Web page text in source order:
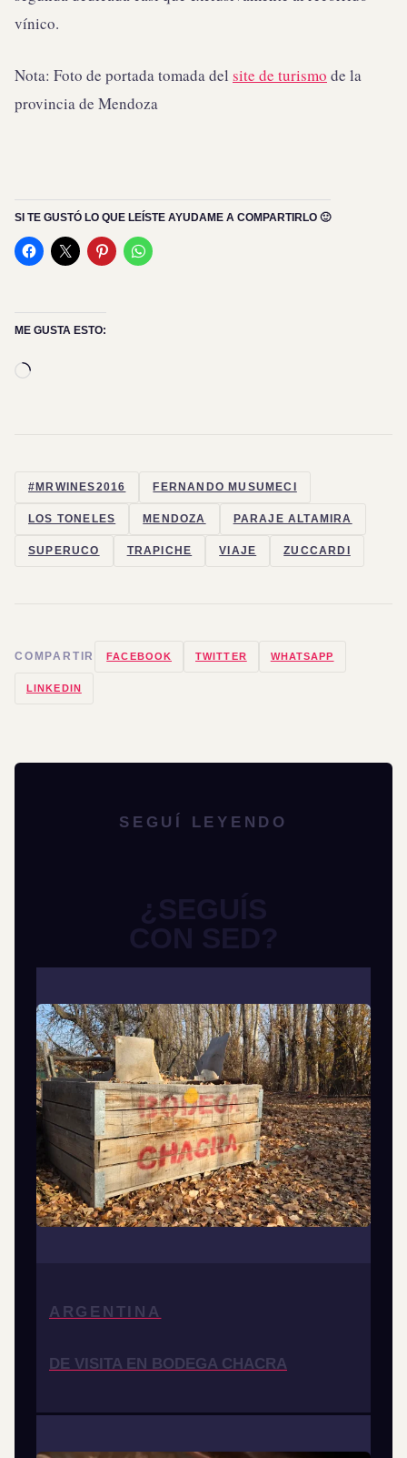
vínico.
Nota: Foto de portada tomada del site de turismo de la
provincia de Mendoza
SI TE GUSTÓ LO QUE LEÍSTE AYUDAME A COMPARTIRLO 🙂
ME GUSTA ESTO:
Cargando...
#MRWINES2016 FERNANDO MUSUMECI
LOS TONELES MENDOZA PARAJE ALTAMIRA
SUPERUCO TRAPICHE VIAJE ZUCCARDI
COMPARTIR FACEBOOK TWITTER WHATSAPP
LINKEDIN
SEGUÍ LEYENDO
¿SEGUÍS
CON SED?
ARGENTINA
DE VISITA EN BODEGA CHACRA